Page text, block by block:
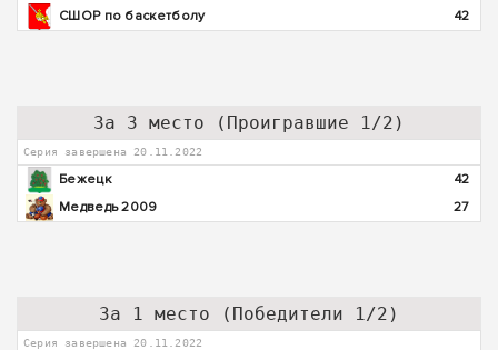
СШОР по баскетболу
42
За 3 место (Проигравшие 1/2)
Серия завершена 20.11.2022
Бежецк
42
Медведь 2009
27
За 1 место (Победители 1/2)
Серия завершена 20.11.2022